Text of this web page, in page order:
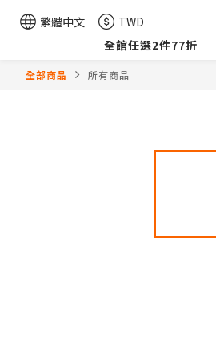
繁體中文 TWD
全館任選2件77折
全部商品 所有商品